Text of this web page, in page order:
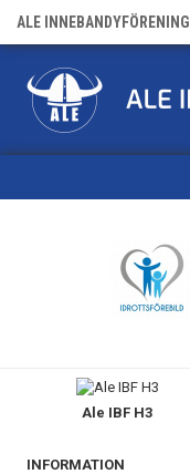
ALE INNEBANDYFÖRENING
FÖRENINGENS MATCHER
NYHETSARKIV
MEDLEMSKAP
Ale IBF H3
INFORMATION